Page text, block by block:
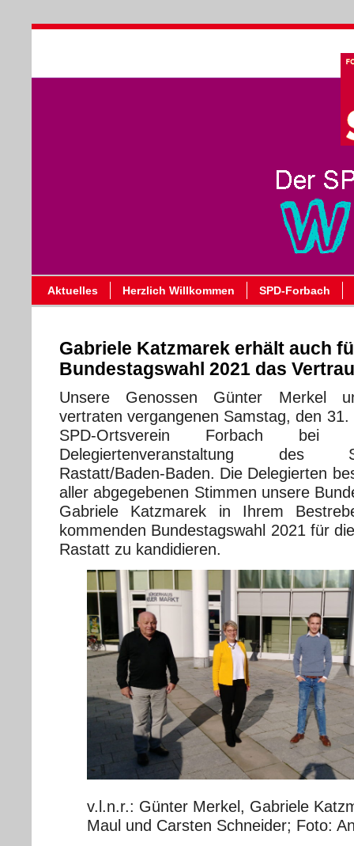
Aktuelles Herzlich Willkommen SPD-Forbach
Gabriele Katzmarek erhält auch
Bundestagswahl 2021 das
Unsere Genossen Günter Merkel
vertraten vergangenen Samstag, den
SPD-Ortsverein Forbach bei
Delegiertenveranstaltung des
Rastatt/Baden-Baden. Die Delegierten
aller abgegebenen Stimmen unsere
Gabriele Katzmarek in Ihrem
kommenden Bundestagswahl 2021 für
Rastatt zu kandidieren.
v.l.n.r.: Günter Merkel, Gabriele
Maul und Carsten Schneider; Foto: